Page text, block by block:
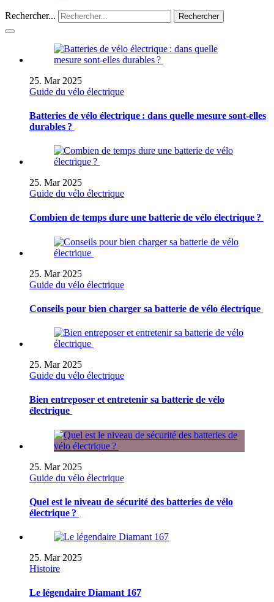
Rechercher... Rechercher
25. Mar 2025
Guide du vélo électrique
Batteries de vélo électrique : dans quelle mesure sont-elles
durables ?
25. Mar 2025
Guide du vélo électrique
Combien de temps dure une batterie de vélo électrique ?
25. Mar 2025
Guide du vélo électrique
Conseils pour bien charger sa batterie de vélo électrique
25. Mar 2025
Guide du vélo électrique
Bien entreposer et entretenir sa batterie de vélo
électrique
25. Mar 2025
Guide du vélo électrique
Quel est le niveau de sécurité des batteries de vélo
électrique ?
25. Mar 2025
Histoire
Le légendaire Diamant 167